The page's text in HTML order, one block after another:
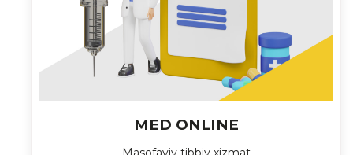
MED ONLINE